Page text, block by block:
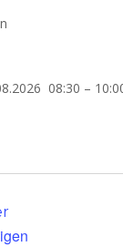
08:30 –